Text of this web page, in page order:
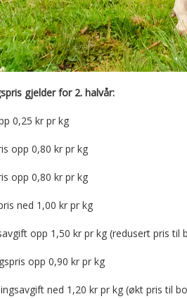
gjelder for 2. halvår:
0,25 kr pr kg
opp 0,80 kr pr kg
opp 0,80 kr pr kg
ned 1,00 kr pr kg
opp 1,50 kr pr kg (redusert pris til
opp 0,90 kr pr kg
ned 1,20 kr pr kg (økt pris til